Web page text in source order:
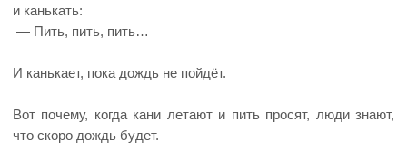
и канькать:
— Пить, пить, пить…
И канькает, пока дождь не пойдёт.
Вот почему, когда кани летают и пить просят, люди знают,
что скоро дождь будет.